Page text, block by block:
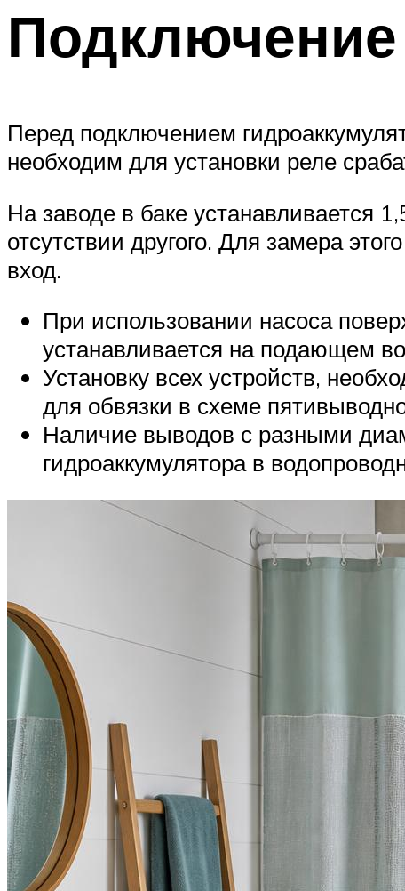
Подключение
Перед подключением
необходим для установки реле
На заводе в баке устанавливается
отсутствии другого. Для замера
вход.
При использовании насоса
устанавливается на подающем
Установку всех устройств,
для обвязки в схеме
Наличие выводов с разными
гидроаккумулятора в